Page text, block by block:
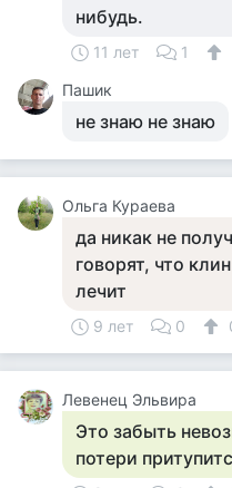
нибудь.
11 лет 1
Пашик
не знаю не знаю
Ольга Кураева
да никак не
говорят, что
лечит
9 лет 0
Левенец Эльвира
Это забыть
потери